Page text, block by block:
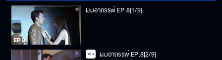
ผมอาถรรพ์ EP.8[1/9]
ผมอาถรรพ์ EP.8[2/9]